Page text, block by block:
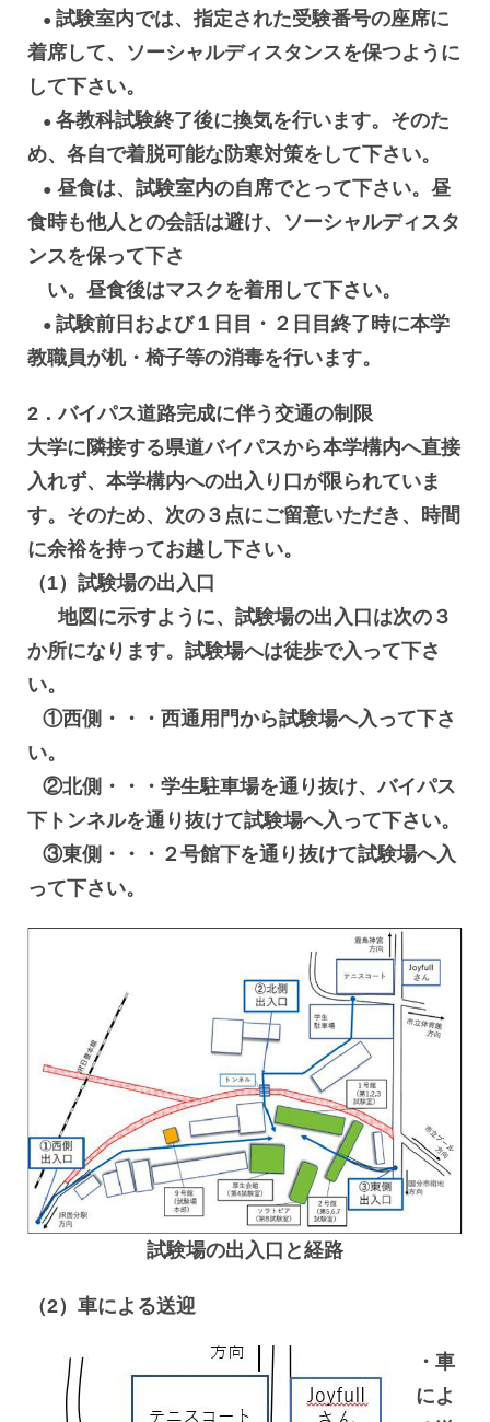
● 試験室内では、指定された受験番号の座席に
着席して、ソーシャルディスタンスを保つように
して下さい。
● 各教科試験終了後に換気を行います。そのた
め、各自で着脱可能な防寒対策をして下さい。
● 昼食は、試験室内の自席でとって下さい。昼
食時も他人との会話は避け、ソーシャルディスタ
ンスを保って下さ
い。昼食後はマスクを着用して下さい。
● 試験前日および１日目・２日目終了時に本学
教職員が机・椅子等の消毒を行います。
2．バイパス道路完成に伴う交通の制限
大学に隣接する県道バイパスから本学構内へ直接
入れず、本学構内への出入り口が限られていま
す。そのため、次の３点にご留意いただき、時間
に余裕を持ってお越し下さい。
（1）試験場の出入口
地図に示すように、試験場の出入口は次の３
か所になります。試験場へは徒歩で入って下さ
い。
①西側・・・西通用門から試験場へ入って下さ
い。
②北側・・・学生駐車場を通り抜け、バイパス
下トンネルを通り抜けて試験場へ入って下さい。
③東側・・・２号館下を通り抜けて試験場へ入
って下さい。
試験場の出入口と経路
（2）車による送迎
・車
によ